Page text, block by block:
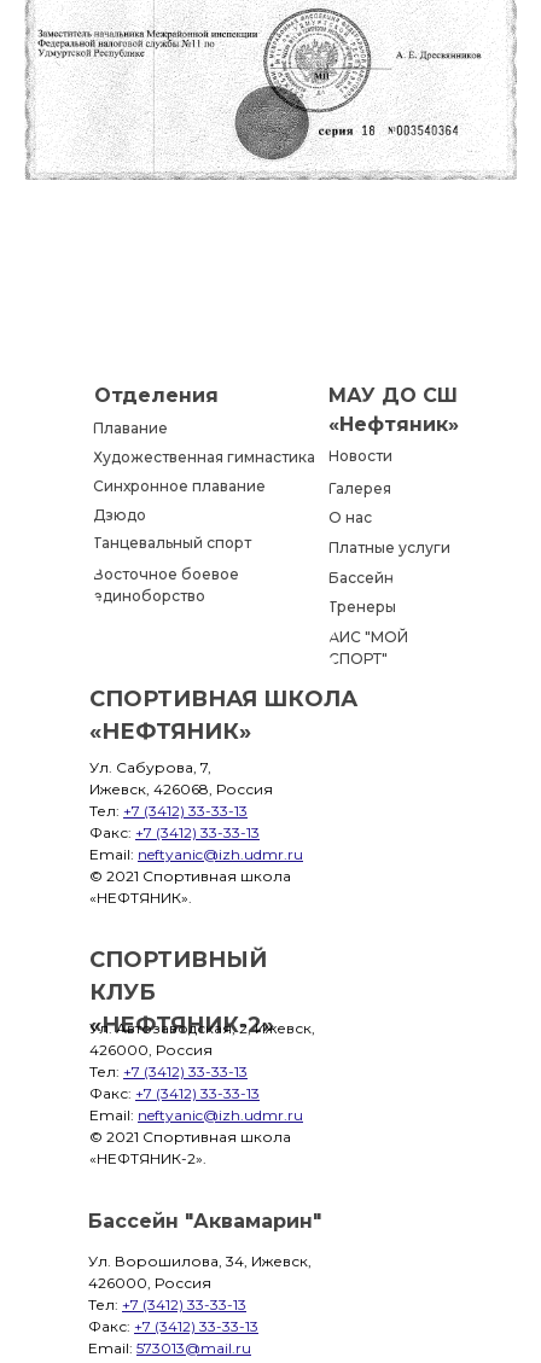
Отделения
МАУ ДО СШ
«Нефтяник»
Плавание
Художественная гимнастика
Дзюдо
Танцевальный спорт
Восточное боевое
единоборство
Новости
Галерея
Тренеры
О нас
СПОРТИВНАЯ ШКОЛА
«НЕФТЯНИК»
СПОРТИВНЫЙ
КЛУБ
«НЕФТЯНИК-2»
Синхронное плавание
Бассейн "Аквамарин"
Ул. Автозаводская, 2, Ижевск,
426000, Россия
Тел: +7 (3412) 33-33-13
Факс: +7 (3412) 33-33-13
Email: neftyanic@izh.udmr.ru
© 2021 Спортивная школа
«НЕФТЯНИК-2».
Ул. Сабурова, 7,
Ижевск, 426068, Россия
Тел: +7 (3412) 33-33-13
Факс: +7 (3412) 33-33-13
Email: neftyanic@izh.udmr.ru
© 2021 Спортивная школа
«НЕФТЯНИК».
Ул. Ворошилова, 34, Ижевск,
426000, Россия
Тел: +7 (3412) 33-33-13
Факс: +7 (3412) 33-33-13
Email: 573013@mail.ru
Платные услуги
Бассейн
АИС "МОЙ
СПОРТ"